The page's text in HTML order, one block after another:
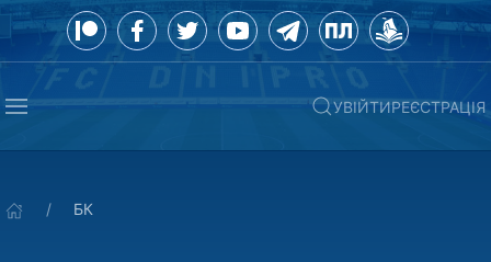
УВІЙТИРЕЄСТРАЦІЯ
БК